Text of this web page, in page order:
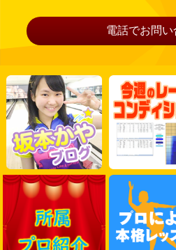
電話でお問い